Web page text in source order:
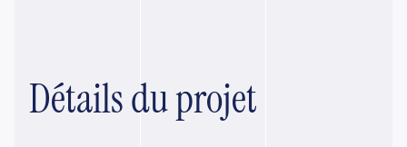
Détails du projet